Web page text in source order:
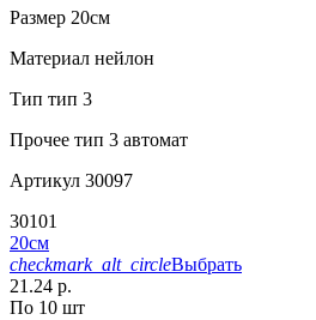
Размер 20см
Материал нейлон
Тип тип 3
Прочее тип 3 автомат
Артикул 30097
30101
20см
checkmark_alt_circleВыбрать
21.24 р.
По 10 шт